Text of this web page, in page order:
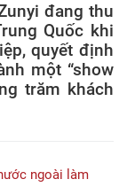
đang thu
Quốc khi
quyết định
một “show
trăm khách
ngoài làm